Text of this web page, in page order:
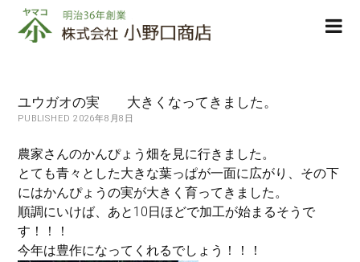
株
式
野
商
店
ユウガオの実 大きくなってきました。
PUBLISHED 2026年8月8日
農家さんのかんぴょう畑を見に行きました。
とても青々とした大きな葉っぱが一面に広がり、その下
にはかんぴょうの実が大きく育ってきました。
順調にいけば、あと10日ほどで加工が始まるそうで
す！！！
今年は豊作になってくれるでしょう！！！